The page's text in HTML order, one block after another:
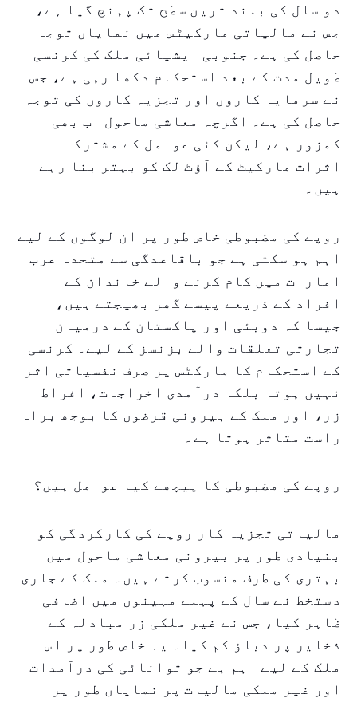
دو سال کی بلند ترین سطح تک پہنچ گیا ہے،
جس نے مالیاتی مارکیٹس میں نمایاں توجہ
حاصل کی ہے۔ جنوبی ایشیائی ملک کی کرنسی
طویل مدت کے بعد استحکام دکھا رہی ہے، جس
نے سرمایہ کاروں اور تجزیہ کاروں کی توجہ
حاصل کی ہے۔ اگرچہ معاشی ماحول اب بھی
کمزور ہے، لیکن کئی عوامل کے مشترکہ
اثرات مارکیٹ کے آؤٹ لک کو بہتر بنا رہے
ہیں۔
روپے کی مضبوطی خاص طور پر ان لوگوں کے لیے
اہم ہو سکتی ہے جو باقاعدگی سے متحدہ عرب
امارات میں کام کرنے والے خاندان کے
افراد کے ذریعے پیسے گھر بھیجتے ہیں،
جیسا کہ دوبئی اور پاکستان کے درمیان
تجارتی تعلقات والے بزنسز کے لیے۔ کرنسی
کے استحکام کا مارکٹس پر صرف نفسیاتی اثر
نہیں ہوتا بلکہ درآمدی اخراجات، افراط
زر، اور ملک کے بیرونی قرضوں کا بوجھ براہ
راست متاثر ہوتا ہے۔
روپے کی مضبوطی کا پیچھے کیا عوامل ہیں؟
مالیاتی تجزیہ کار روپے کی کارکردگی کو
بنیادی طور پر بیرونی معاشی ماحول میں
بہتری کی طرف منسوب کرتے ہیں۔ ملک کے جاری
دستخط نے سال کے پہلے مہینوں میں اضافی
ظاہر کیا، جس نے غیر ملکی زر مبادلہ کے
ذخایر پر دباؤ کم کیا۔ یہ خاص طور پر اس
ملک کے لیے اہم ہے جو توانائی کی درآمدات
اور غیر ملکی مالیات پر نمایاں طور پر